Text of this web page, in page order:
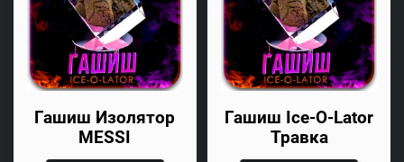
Гашиш Изолятор
MESSI
Гашиш Ice-O-Lator
Травка